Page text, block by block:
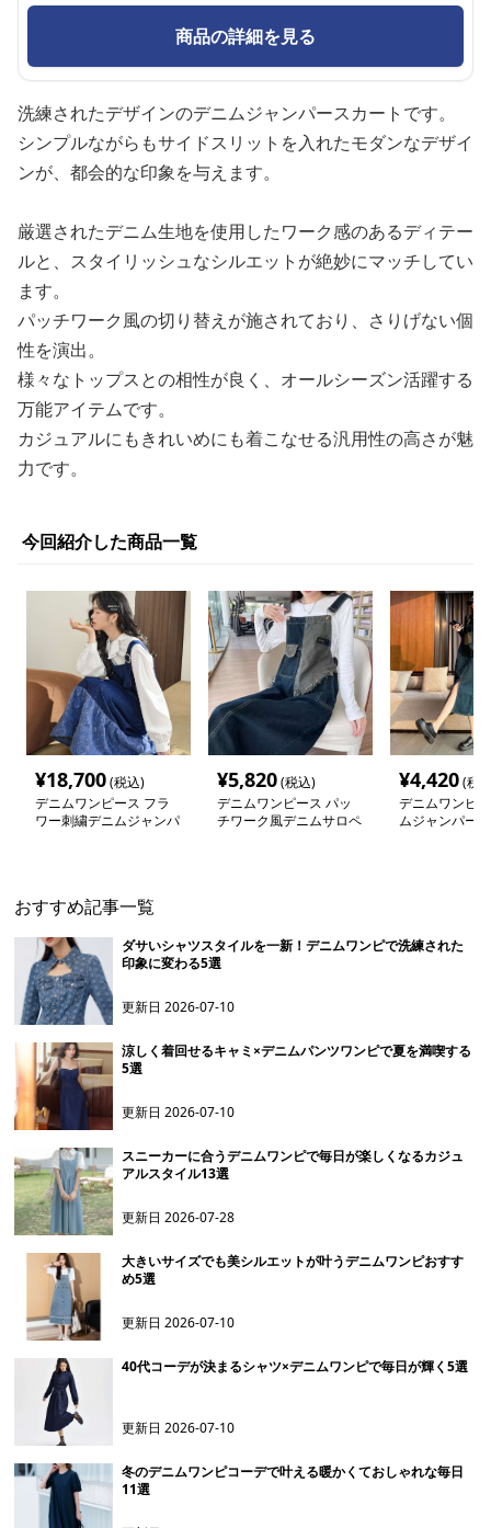
商品の詳細を見る
洗練されたデザインのデニムジャンパースカートです。
シンプルながらもサイドスリットを入れたモダンなデザイ
ンが、都会的な印象を与えます。
厳選されたデニム生地を使用したワーク感のあるディテー
ルと、スタイリッシュなシルエットが絶妙にマッチしてい
ます。
パッチワーク風の切り替えが施されており、さりげない個
性を演出。
様々なトップスとの相性が良く、オールシーズン活躍する
万能アイテムです。
カジュアルにもきれいめにも着こなせる汎用性の高さが魅
力です。
今回紹介した商品一覧
¥18,700(税込)
デニムワンピース フラ
ワー刺繍デニムジャンパ
¥5,820(税込)
デニムワンピース パッ
チワーク風デニムサロペ
¥4,420(税
デニムワンピ
ムジャンパー
おすすめ記事一覧
ダサいシャツスタイルを一新！デニムワンピで洗練された
印象に変わる5選
更新日2026-07-10
涼しく着回せるキャミ×デニムパンツワンピで夏を満喫する
5選
更新日2026-07-10
スニーカーに合うデニムワンピで毎日が楽しくなるカジュ
アルスタイル13選
更新日2026-07-28
大きいサイズでも美シルエットが叶うデニムワンピおすす
め5選
更新日2026-07-10
40代コーデが決まるシャツ×デニムワンピで毎日が輝く5選
更新日2026-07-10
冬のデニムワンピコーデで叶える暖かくておしゃれな毎日
11選